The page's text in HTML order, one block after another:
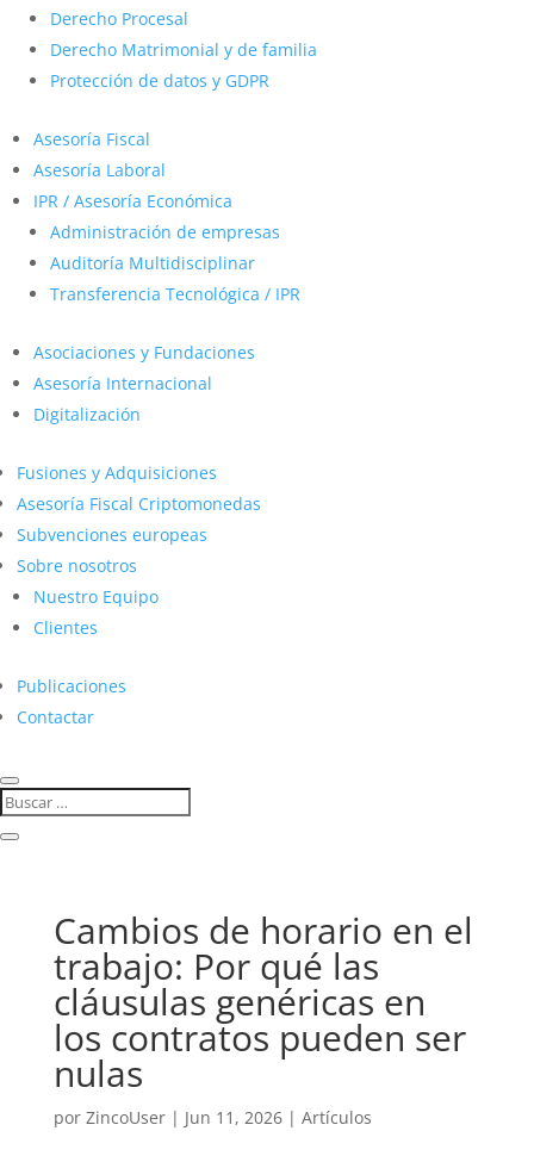
Derecho Procesal
Derecho Matrimonial y de familia
Protección de datos y GDPR
Asesoría Fiscal
Asesoría Laboral
IPR / Asesoría Económica
Administración de empresas
Auditoría Multidisciplinar
Transferencia Tecnológica / IPR
Asociaciones y Fundaciones
Asesoría Internacional
Digitalización
Fusiones y Adquisiciones
Asesoría Fiscal Criptomonedas
Subvenciones europeas
Sobre nosotros
Nuestro Equipo
Clientes
Publicaciones
Contactar
Cambios de horario en el
trabajo: Por qué las
cláusulas genéricas en
los contratos pueden ser
nulas
por ZincoUser| Jun 11, 2026| Artículos